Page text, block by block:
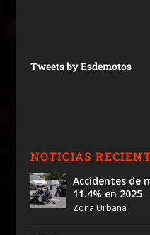
Tweets by Esdemotos
NOTICIAS
Accidentes de
11.4% en 2025
Zona Urbana